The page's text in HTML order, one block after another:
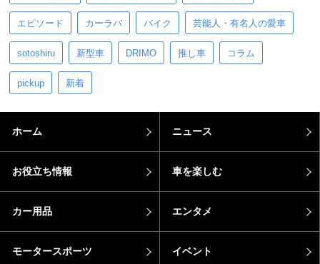
エピソード カーラバ バイク 芸能人・有名人の愛車
sotoshiru 新型車 DRIMO 推し車 コラム
pickup 新着
ホーム ニュース
お役立ち情報 車を楽しむ
カー用品 エンタメ
モータースポーツ イベント